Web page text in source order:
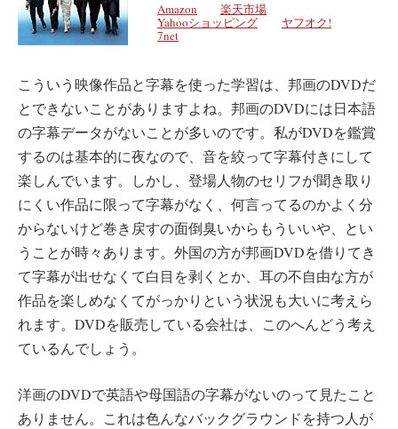
Amazon
楽天市場
Yahooショッピング
ヤフオク!
7net
こういう映像作品と字幕を使った学習は、邦画のDVDだ
とできないことがありますよね。邦画のDVDには日本語
の字幕データがないことが多いのです。私がDVDを鑑賞
するのは基本的に夜なので、音を絞って字幕付きにして
楽しんでいます。しかし、登場人物のセリフが聞き取り
にくい作品に限って字幕がなく、何言ってるのかよく分
からないけど巻き戻すの面倒臭いからもういいや、とい
うことが時々あります。外国の方が邦画DVDを借りてき
て字幕が出せなくて白目を剥くとか、耳の不自由な方が
作品を楽しめなくてがっかりという状況も大いに考えら
れます。DVDを販売している会社は、このへんどう考え
ているんでしょう。
洋画のDVDで英語や母国語の字幕がないのって見たこと
ありません。これは色んなバックグラウンドを持つ人が